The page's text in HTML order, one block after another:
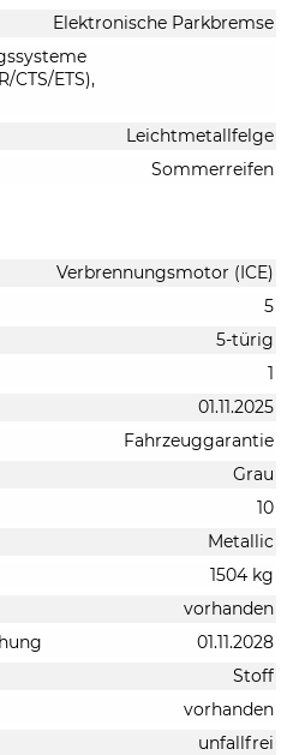
Elektronische Parkbremse
CTS/ETS),
Leichtmetallfelge
Sommerreifen
Verbrennungsmotor (ICE)
5
5-türig
1
01.11.2025
Fahrzeuggarantie
Grau
10
Metallic
1504 kg
vorhanden
01.11.2028
Stoff
vorhanden
unfallfrei